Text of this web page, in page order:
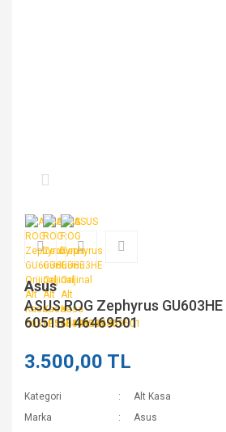
Asus
ASUS ROG Zephyrus
6051B146469501
3.500,00 TL
Kategori
Alt Kasa
Marka
Asus